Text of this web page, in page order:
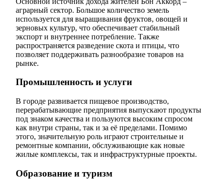
аграрный сектор. Большое количество земель
используется для выращивания фруктов, овощей и
зерновых культур, что обеспечивает стабильный
экспорт и внутреннее потребление. Также
распространяется разведение скота и птицы, что
позволяет поддерживать разнообразие товаров на
рынке.
Промышленность и услуги
В городе развивается пищевое производство,
перерабатывающие предприятия выпускают продукты
под знаком качества и пользуются высоким спросом
как внутри страны, так и за её пределами. Помимо
этого, значительную роль играют строительные и
ремонтные компании, обслуживающие как новые
жилые комплексы, так и инфраструктурные проекты.
Образование и туризм